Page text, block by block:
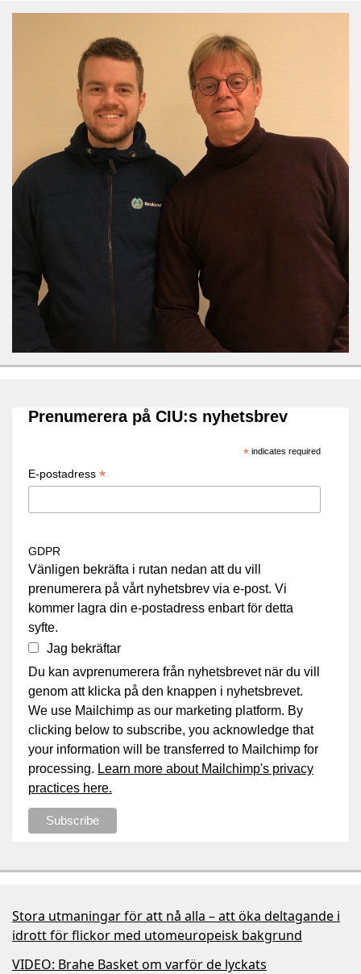
Prenumerera på CIU:s nyhetsbrev
*indicates required
E-postadress *
GDPR
Vänligen bekräfta i rutan nedan att du vill
prenumerera på vårt nyhetsbrev via e-post. Vi
kommer lagra din e-postadress enbart för detta
syfte.
Jag bekräftar
Du kan avprenumerera från nyhetsbrevet när du vill
genom att klicka på den knappen i nyhetsbrevet.
We use Mailchimp as our marketing platform. By
clicking below to subscribe, you acknowledge that
your information will be transferred to Mailchimp for
processing. Learn more about Mailchimp's privacy
practices here.
Stora utmaningar för att nå alla – att öka deltagande i
idrott för flickor med utomeuropeisk bakgrund
VIDEO: Brahe Basket om varför de lyckats